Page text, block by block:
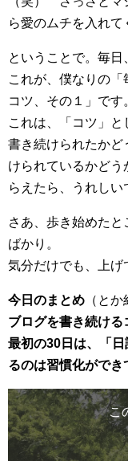
ら愛のムチを入れて
ということで。毎日
これが、僕なりの
コツ、その１」です
これは、「コツ」
書き続けられたかど
けられているかどう
らえたら、うれしい
さあ、歩き始めた
ばかり。
気分だけでも、上
今日のまとめ （と
ブログを書き続ける
最初の30日は、「
るのは習慣化ができ
こ